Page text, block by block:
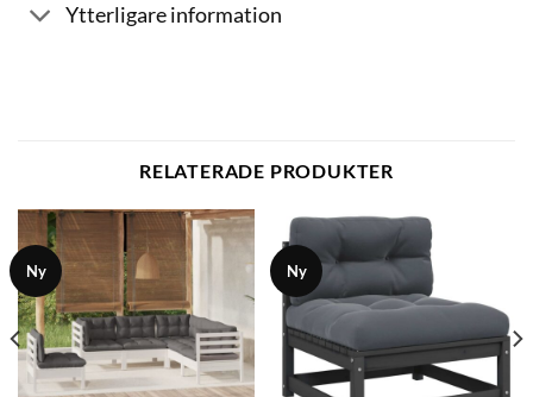
Ytterligare information
RELATERADE PRODUKTER
Ny Ny